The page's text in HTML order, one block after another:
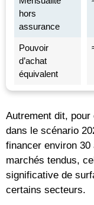
hors
assurance
Pouvoir
d’achat
équivalent
Autrement dit,
dans le scénario
financer environ
marchés tendus,
significative de
certains secteurs.